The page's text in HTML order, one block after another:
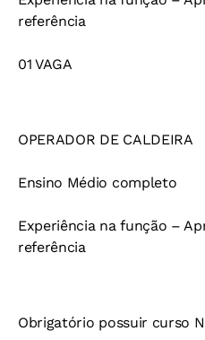
referência
01 VAGA
OPERADOR DE CALDEIRA
Ensino Médio completo
Experiência na função –
referência
Obrigatório possuir curso